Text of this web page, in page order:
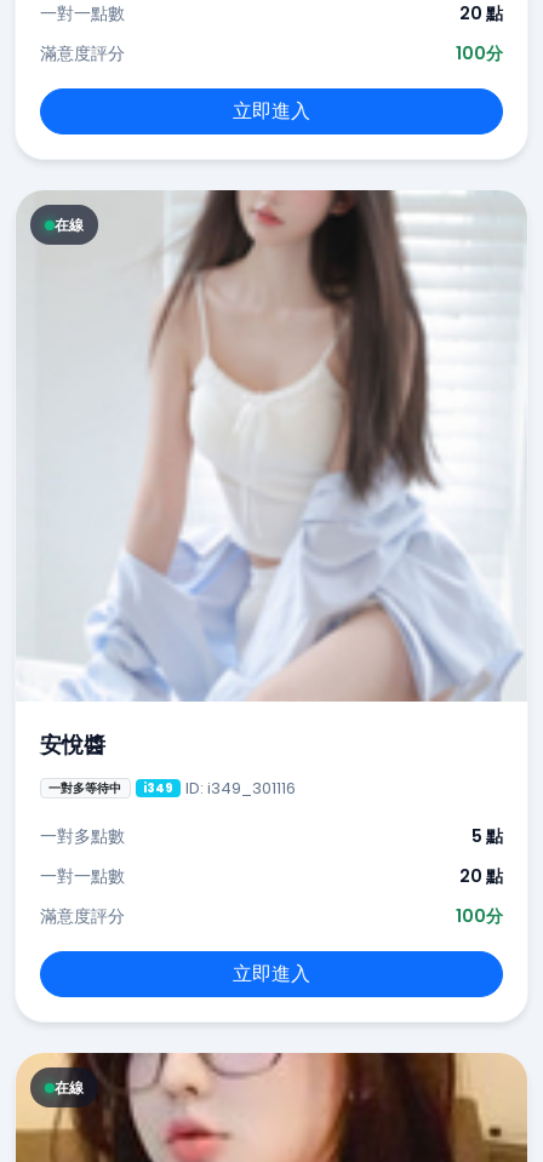
一對一點數
20 點
滿意度評分
100分
立即進入
在線
安悅醬
一對多等待中 i349 ID: i349_301116
一對多點數
5 點
一對一點數
20 點
滿意度評分
100分
立即進入
在線